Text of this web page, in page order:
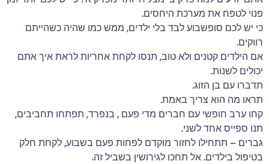
פנוי לטפח את מערכת היחסים.
כי יש לכם סופשבוע לבד בלי ילדים, ממש כמו שהיה כשהייתם
רווקים.
אם הילדים קטנים ולא טוב, תנסו לקחת אחריות לראת איך אתם
יכולים לשנות.
תדברו עם בן הזוג.
תראו מה הוא צריך באמת.
קחו ערב חופשי עם חברים מדי פעם , בנפרד, תפתחו תחביבים,
תנו ספייס אחד לשני.
גברים – תתחילו לחזור מוקדם לפחות פעם בשבוע, לקחת חלק
בטיפול בילדים. אל תחכו לגירושין בשביל זה.